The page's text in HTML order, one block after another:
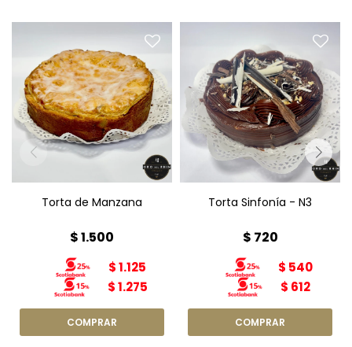
Torta de Manzana
Diámetro: 22cm
Peso: 1,8kg
Torta de Manzana
$1.500
$1.125
$1.275
Torta Sinfonía N3
Diámetro: 15cm
Peso: 800g
Torta Sinfonía - N3
$ 720
$ 540
$ 612